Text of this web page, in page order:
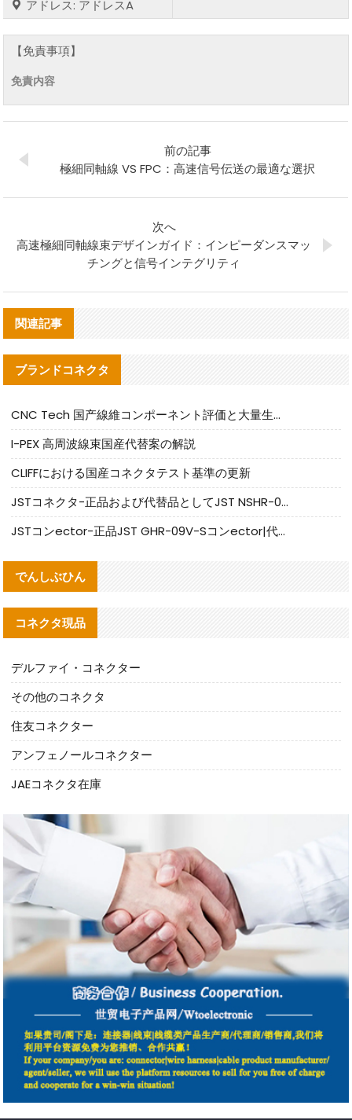
アドレス: アドレスA
【免責事項】
免責内容
前の記事
極細同軸線 VS FPC：高速信号伝送の最適な選択
次へ
高速極細同軸線束デザインガイド：インピーダンスマッ
チングと信号インテグリティ
関連記事
ブランドコネクタ
CNC Tech 国产線維コンポーネント評価と大量生産適合ガイド
I-PEX 高周波線束国産代替案の解説
CLIFFにおける国産コネクタテスト基準の更新
JSTコネクタ-正品および代替品としてJST NSHR-02V-Sコネクタを提供します
JSTコンector-正品JST GHR-09V-Sコンector|代替品提供
でんしぶひん
コネクタ現品
デルファイ・コネクター
その他のコネクタ
住友コネクター
アンフェノールコネクター
JAEコネクタ在庫